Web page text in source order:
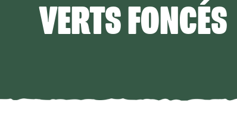
VERTS FONCÉS